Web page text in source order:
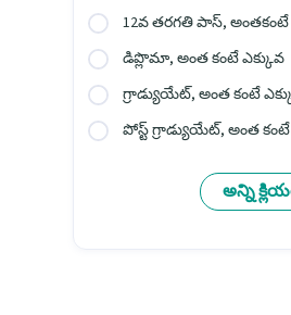
12వ తరగతి పాస్, అంతకంటే
డిప్లొమా, అంత కంటే ఎక్కువ
గ్రాడ్యుయేట్, అంత కంటే
పోస్ట్ గ్రాడ్యుయేట్, అంత కంటే
అన్ని